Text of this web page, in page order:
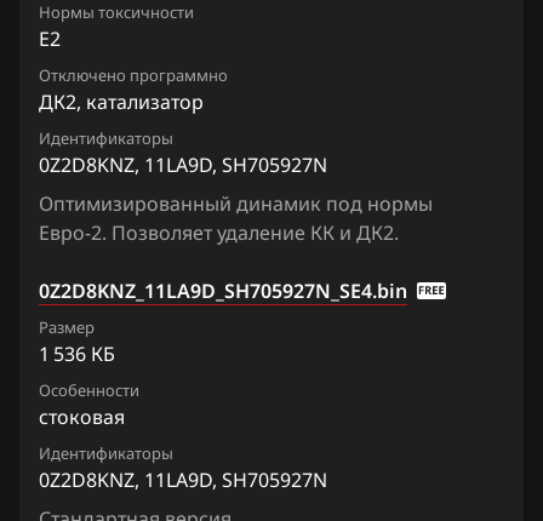
Citroen
Dacia
Daewoo
DAF
Derways
Dongfeng
Extreme moto
FAW
M45
M56
Q50
Q80
QX50, EX35
QX56
QX60
QX70
QX80
0Z2DVHNU6_11LA9B_SH705927N
0Z2DVHNU61_11LA9C_SH705927N
0Z2DWNNW2_11LA5B_SH705927N
0Z2DWNNW2_11LA6B_SH705927N
0Z2DYNNX1_11LA5E_SH705927N
2Z2DASN5_11ZS3B_SH705927N
2Z2DDZN6_11ZS3E_SH705927N
3ZWPTN0_17S875_SH705513N
3ZWSFN01_17S021_SH705513N
3ZWSFN01_17S876_SH705513N
Нормы токсичности
E2
Отключено программно
ДК2, катализатор
Идентификаторы
0Z2D8KNZ, 11LA9D, SH705927N
Оптимизированный динамик под нормы
Евро-2. Позволяет удаление КК и ДК2.
0Z2D8KNZ_11LA9D_SH705927N_SE4.bin
Размер
1 536 КБ
Особенности
стоковая
Идентификаторы
0Z2D8KNZ, 11LA9D, SH705927N